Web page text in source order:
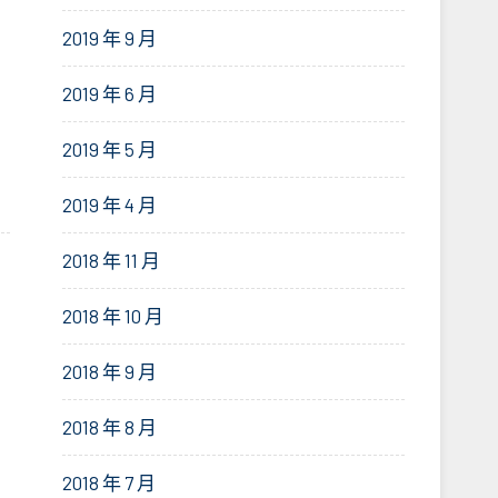
2019 年 9 月
2019 年 6 月
2019 年 5 月
2019 年 4 月
2018 年 11 月
2018 年 10 月
2018 年 9 月
2018 年 8 月
2018 年 7 月